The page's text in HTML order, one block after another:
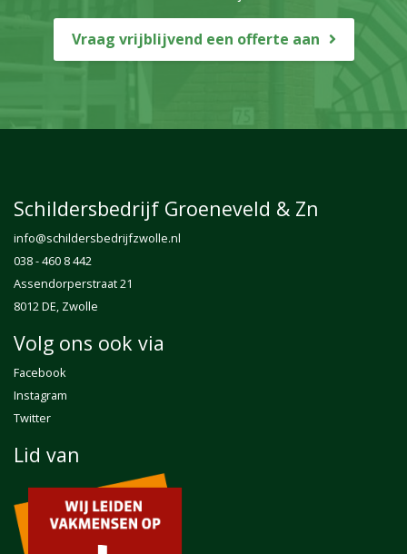
Vraag vrijblijvend een offerte aan
Schildersbedrijf Groeneveld & Zn
info@schildersbedrijfzwolle.nl
038 - 460 8 442
Assendorperstraat 21
8012 DE, Zwolle
Volg ons ook via
Facebook
Instagram
Twitter
Lid van